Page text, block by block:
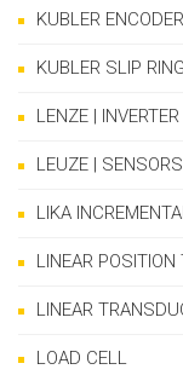
KUBLER ENCODER
KUBLER SLIP RING
LENZE |
LEUZE | SENSORS
LIKA
LINEAR
LINEAR
LOAD CELL